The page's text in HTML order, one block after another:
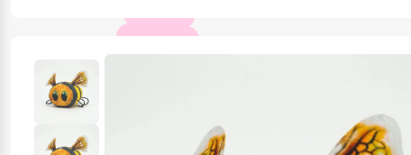
Все для праздника
Игрушки и игры